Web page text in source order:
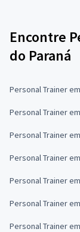
Encontre
do Paraná
Personal Trainer
Personal Trainer
Personal Trainer
Personal Trainer
Personal Trainer
Personal Trainer
Personal Trainer